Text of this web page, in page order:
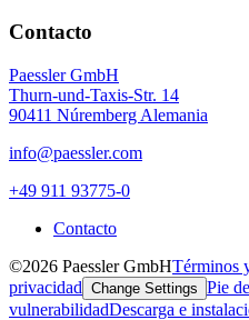
Contacto
Paessler GmbH
Thurn-und-Taxis-Str. 14
90411 Núremberg Alemania
info@paessler.com
+49 911 93775-0
Contacto
©2026 Paessler GmbHTérminos
privacidad Change Settings Pie
vulnerabilidadDescarga e